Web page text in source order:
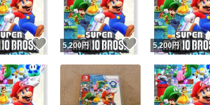
いいね！
5,200円 いいね！
5,200円